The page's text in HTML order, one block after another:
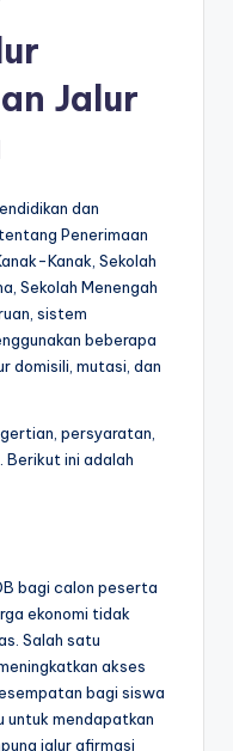
Jalur
dan
Penerimaan
Kanak, Sekolah
Sekolah Menengah
sistem
beberapa
domisili, mutasi, dan
persyaratan,
Berikut ini adalah
bagi calon peserta
ekonomi tidak
Salah satu
akses
bagi siswa
untuk mendapatkan
jalur afirmasi